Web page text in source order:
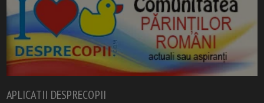
APLICATII DESPRECOPII